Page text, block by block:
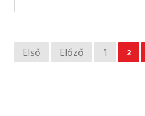
Első Előző 1 2